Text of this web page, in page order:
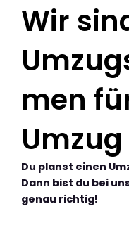
Wir
men
Du planst einen
Dann bist du bei
genau richtig!